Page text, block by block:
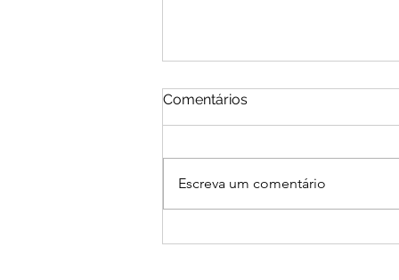
Comentários
Escreva um comentário